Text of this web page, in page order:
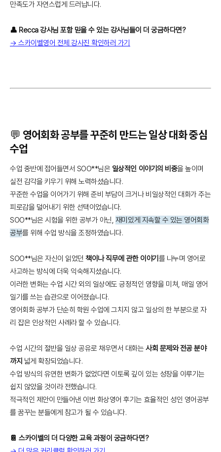
만족도가 자연스럽게 드러납니다.
👤 Recca 강사님 포함 믿을 수 있는 강사님들이 더 궁금하다면?
→ 스카이벨영어 전체 강사진 확인하러 가기
💬 영어회화 공부를 꾸준히 만드는 일상 대화 중심
수업
수업 중반에 접어들면서 SOO**님은 일상적인 이야기의 비중을 높이며
실전 감각을 키우기 위해 노력하셨습니다.
꾸준한 수업을 이어가기 위해 준비 부담이 크거나 비일상적인 대화가 주는
피로감을 덜어내기 위한 선택이었습니다.
SOO**님은 시험을 위한 공부가 아닌, 재미있게 지속할 수 있는 영어회화
공부를 위해 수업 방식을 조정하였습니다.
SOO**님은 자신이 읽었던책이나 직무에 관한 이야기 를 나누며 영어로
사고하는 방식에 더욱 익숙해지셨습니다.
이러한 변화는 수업 시간 외의 일상에도 긍정적인 영향을 미쳐, 매일 영어
일기를 쓰는 습관으로 이어졌습니다.
영어회화 공부가 단순히 학원 수업에 그치지 않고 일상의 한 부분으로 자
리 잡은 인상적인 사례라 할 수 있습니다.
수업 시간의 절반을 일상 공유로 채우면서 대화는사회 문제와 전공 분야
까지 넓게 확장되었습니다.
수업 방식의 유연한 변화가 없었다면 이토록 깊이 있는 성장을 이루기는
쉽지 않았을 것이라 전했습니다.
적극적인 제안이 만들어낸 이번 화상영어 후기는 효율적인 성인 영어공부
를 꿈꾸는 분들에게 참고가 될 수 있습니다.
📔 스카이벨의 더 다양한 교육 과정이 궁금하다면?